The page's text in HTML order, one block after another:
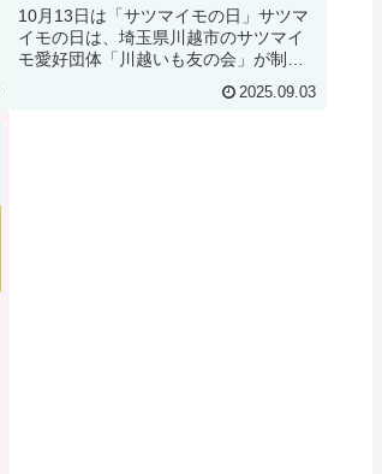
10月13日は「サツマイモの日」サツマ
イモの日は、埼玉県川越市のサツマイ
モ愛好団体「川越いも友の会」が制定
した記念日です。川越は古くから“さつ
まいもと蔵の街”として親しまれ、江戸
2025.09.03